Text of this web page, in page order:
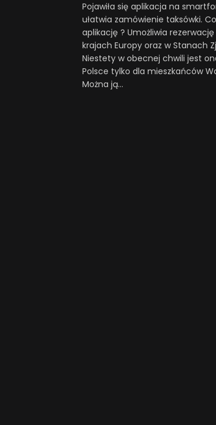
Pojawiła się aplikacja na
ułatwia zamówienie taksówki.
aplikację ? Umożliwia rezerwację
krajach Europy oraz w Stanach
Niestety w obecnej chwili jest
Polsce tylko dla mieszkańców
Można ją…